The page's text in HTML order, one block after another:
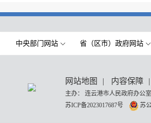
中央部门网站 省（区市）政府网站
网站地图 | 内容保障 |
主办： 连云港市人民政府办
苏ICP备2023017687号
苏